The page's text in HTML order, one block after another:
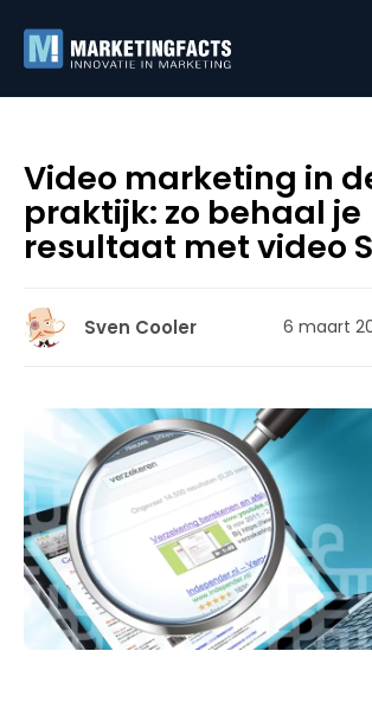
Video marketing in
praktijk: zo behaal je
resultaat met video
Sven Cooler 6 maart